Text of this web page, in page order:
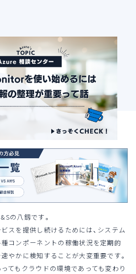
ブログ
ント・セミナー
よくある質問
SB C&Sの強み
の八釼です。
スを提供し続けるためには、システム
コンポーネントの稼働状況を定期的
やかに検知することが大変重要です。
てもクラウドの環境であっても変わり